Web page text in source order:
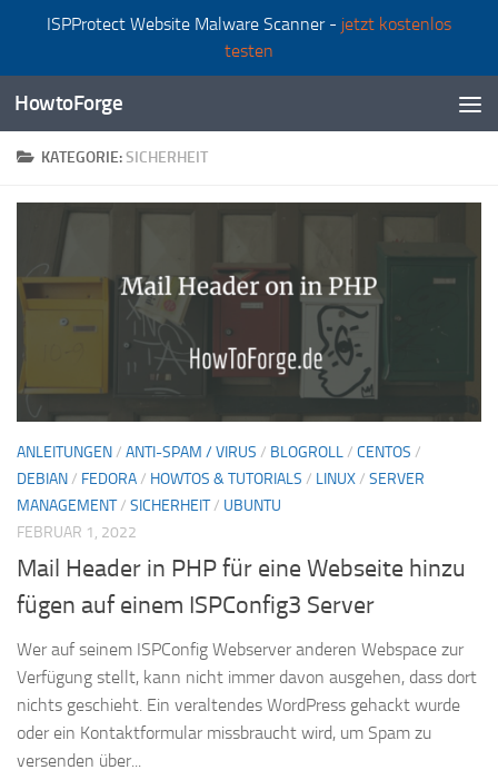
ISPProtect Website Malware Scanner - jetzt kostenlos
testen
Zum Inhalt springen
HowtoForge
KATEGORIE:SICHERHEIT
ANLEITUNGEN/ ANTI-SPAM / VIRUS / BLOGROLL/ CENTOS /
DEBIAN/ FEDORA/ HOWTOS & TUTORIALS / LINUX/ SERVER
MANAGEMENT/ SICHERHEIT/ UBUNTU
FEBRUAR 1, 2022
Mail Header in PHP für eine Webseite hinzu
fügen auf einem ISPConfig3 Server
Wer auf seinem ISPConfig Webserver anderen Webspace zur
Verfügung stellt, kann nicht immer davon ausgehen, dass dort
nichts geschieht. Ein veraltendes WordPress gehackt wurde
oder ein Kontaktformular missbraucht wird, um Spam zu
versenden über...